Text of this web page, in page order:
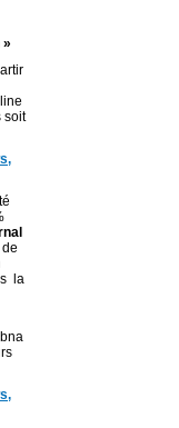
»
soit
la